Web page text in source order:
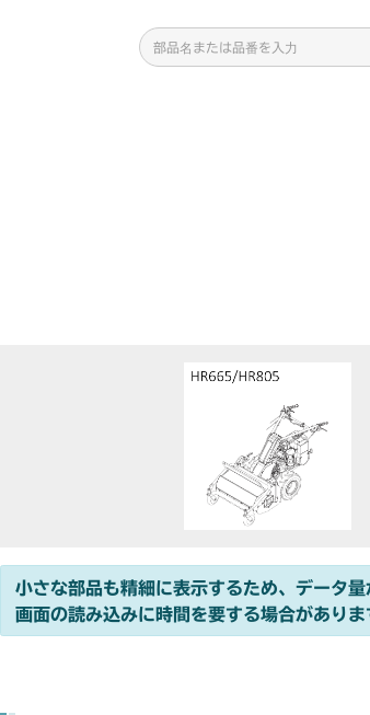
小さな部品も精細に表示するため、データ量
画面の読み込みに時間を要する場合がありま